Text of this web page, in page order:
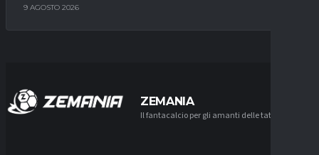
9 AGOSTO 2026
ZEMANIA
Il fantacalcio per gli amanti delle tattiche